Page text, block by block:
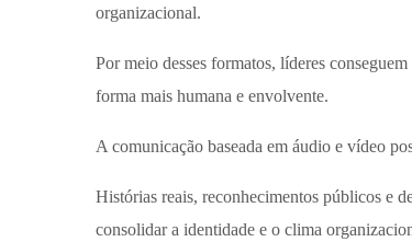
organizacional.
Por meio desses formatos, líderes
forma mais humana e envolvente.
A comunicação baseada em áudio e vídeo
Histórias reais, reconhecimentos públicos e
consolidar a identidade e o clima